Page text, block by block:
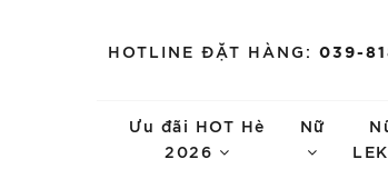
HOTLINE ĐẶT HÀNG: 039-
Ưu đãi HOT Hè
2026
Nữ